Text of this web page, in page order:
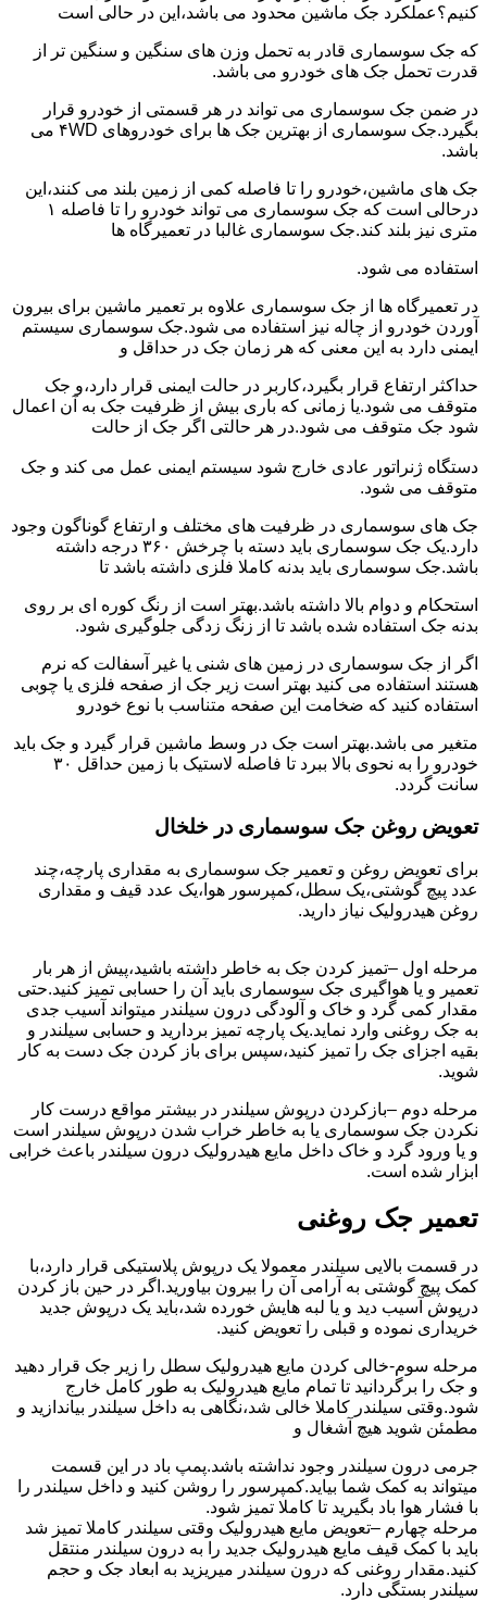
کنیم؟عملکرد جک ماشین محدود می باشد،این در حالی است
که جک سوسماری قادر به تحمل وزن های سنگین و سنگین تر از
قدرت تحمل جک های خودرو می باشد.
در ضمن جک سوسماری می تواند در هر قسمتی از خودرو قرار
بگیرد.جک سوسماری از بهترین جک ها برای خودروهای ۴WD می
باشد.
جک های ماشین،خودرو را تا فاصله کمی از زمین بلند می کنند،این
درحالی است که جک سوسماری می تواند خودرو را تا فاصله ۱
متری نیز بلند کند.جک سوسماری غالبا در تعمیرگاه ها
استفاده می شود.
در تعمیرگاه ها از جک سوسماری علاوه بر تعمیر ماشین برای بیرون
آوردن خودرو از چاله نیز استفاده می شود.جک سوسماری سیستم
ایمنی دارد به این معنی که هر زمان جک در حداقل و
حداکثر ارتفاع قرار بگیرد،کاربر در حالت ایمنی قرار دارد،و جک
متوقف می شود.یا زمانی که باری بیش از ظرفیت جک به آن اعمال
شود جک متوقف می شود.در هر حالتی اگر جک از حالت
دستگاه ژنراتور عادی خارج شود سیستم ایمنی عمل می کند و جک
متوقف می شود.
جک های سوسماری در ظرفیت های مختلف و ارتفاع گوناگون وجود
دارد.یک جک سوسماری باید دسته با چرخش ۳۶۰ درجه داشته
باشد.جک سوسماری باید بدنه کاملا فلزی داشته باشد تا
استحکام و دوام بالا داشته باشد.بهتر است از رنگ کوره ای بر روی
بدنه جک استفاده شده باشد تا از زنگ زدگی جلوگیری شود.
اگر از جک سوسماری در زمین های شنی یا غیر آسفالت که نرم
هستند استفاده می کنید بهتر است زیر جک از صفحه فلزی یا چوبی
استفاده کنید که ضخامت این صفحه متناسب با نوع خودرو
متغیر می باشد.بهتر است جک در وسط ماشین قرار گیرد و جک باید
خودرو را به نحوی بالا ببرد تا فاصله لاستیک با زمین حداقل ۳۰
سانت گردد.
تعویض روغن جک سوسماری در خلخال
برای تعویض روغن و تعمیر جک سوسماری به مقداری پارچه،چند
عدد پیچ گوشتی،یک سطل،کمپرسور هوا،یک عدد قیف و مقداری
روغن هیدرولیک نیاز دارید.
مرحله اول –تمیز کردن جک به خاطر داشته باشید،پیش از هر بار
تعمیر و یا هواگیری جک سوسماری باید آن را حسابی تمیز کنید.حتی
مقدار کمی گرد و خاک و آلودگی درون سیلندر میتواند آسیب جدی
به جک روغنی وارد نماید.یک پارچه تمیز بردارید و حسابی سیلندر و
بقیه اجزای جک را تمیز کنید،سپس برای باز کردن جک دست به کار
شوید.
مرحله دوم –بازکردن درپوش سیلندر در بیشتر مواقع درست کار
نکردن جک سوسماری یا به خاطر خراب شدن درپوش سیلندر است
و یا ورود گرد و خاک داخل مایع هیدرولیک درون سیلندر باعث خرابی
ابزار شده است.
تعمیر جک روغنی
در قسمت بالایی سیلندر معمولا یک درپوش پلاستیکی قرار دارد،با
کمک پیچ گوشتی به آرامی آن را بیرون بیاورید.اگر در حین باز کردن
درپوش آسیب دید و یا لبه هایش خورده شد،باید یک درپوش جدید
خریداری نموده و قبلی را تعویض کنید.
مرحله سوم-خالی کردن مایع هیدرولیک سطل را زیر جک قرار دهید
و جک را برگردانید تا تمام مایع هیدرولیک به طور کامل خارج
شود.وقتی سیلندر کاملا خالی شد،نگاهی به داخل سیلندر بیاندازید و
مطمئن شوید هیچ آشغال و
جرمی درون سیلندر وجود نداشته باشد.پمپ باد در این قسمت
میتواند به کمک شما بیاید.کمپرسور را روشن کنید و داخل سیلندر را
با فشار هوا باد بگیرید تا کاملا تمیز شود.
مرحله چهارم –تعویض مایع هیدرولیک وقتی سیلندر کاملا تمیز شد
باید با کمک قیف مایع هیدرولیک جدید را به درون سیلندر منتقل
کنید.مقدار روغنی که درون سیلندر میریزید به ابعاد جک و حجم
سیلندر بستگی دارد.